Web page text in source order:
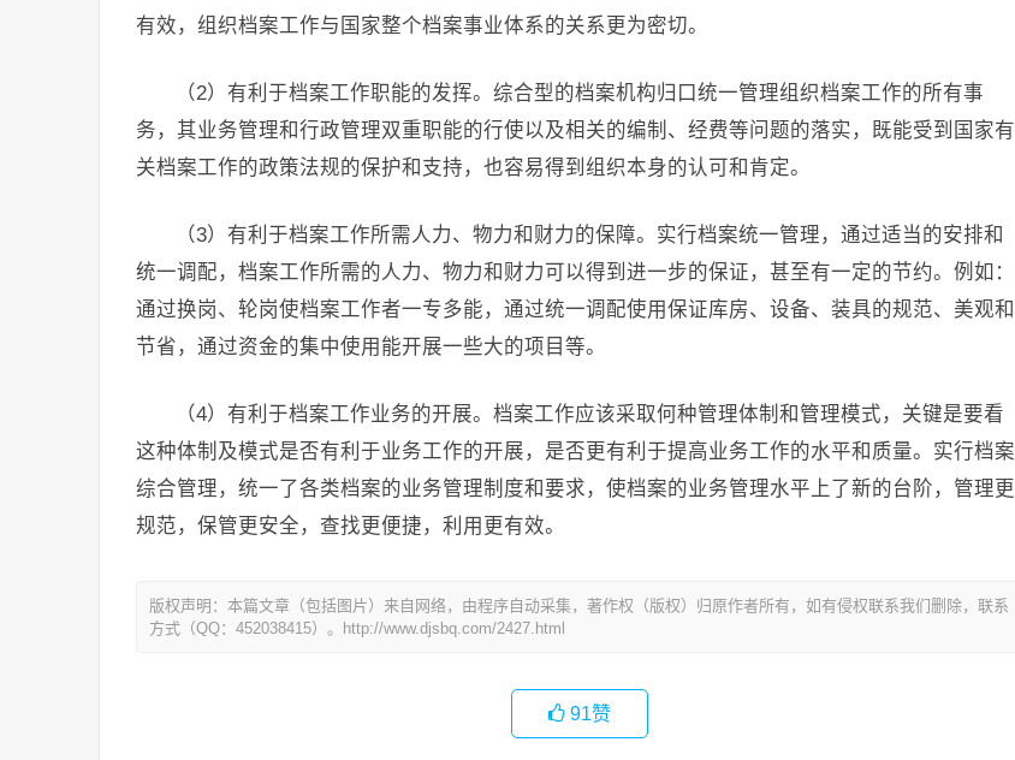
有效，组织档案工作与国家整个档案事业体系的关系更为密切。
（2）有利于档案工作职能的发挥。综合型的档案机构归口统一管理组织档案工作的所有事
务，其业务管理和行政管理双重职能的行使以及相关的编制、经费等问题的落实，既能受到国家有
关档案工作的政策法规的保护和支持，也容易得到组织本身的认可和肯定。
（3）有利于档案工作所需人力、物力和财力的保障。实行档案统一管理，通过适当的安排和
统一调配，档案工作所需的人力、物力和财力可以得到进一步的保证，甚至有一定的节约。例如：
通过换岗、轮岗使档案工作者一专多能，通过统一调配使用保证库房、设备、装具的规范、美观和
节省，通过资金的集中使用能开展一些大的项目等。
（4）有利于档案工作业务的开展。档案工作应该采取何种管理体制和管理模式，关键是要看
这种体制及模式是否有利于业务工作的开展，是否更有利于提高业务工作的水平和质量。实行档案
综合管理，统一了各类档案的业务管理制度和要求，使档案的业务管理水平上了新的台阶，管理更
规范，保管更安全，查找更便捷，利用更有效。
版权声明：本篇文章（包括图片）来自网络，由程序自动采集，著作权（版权）归原作者所有，如有侵权联系我们删除，联系
方式（QQ：452038415）。http://www.djsbq.com/2427.html
91赞